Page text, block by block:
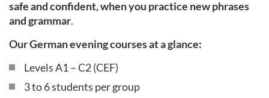
safe and confident, when you practice new phrases
and grammar.
Our German evening courses at a glance:
Levels A1 – C2 (CEF)
3 to 6 students per group